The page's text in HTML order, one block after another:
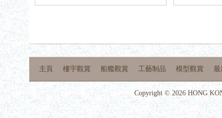
主頁 樓宇觀賞 船艦觀賞 工藝制品 模型觀賞 最
Copyright © 2026 HONG